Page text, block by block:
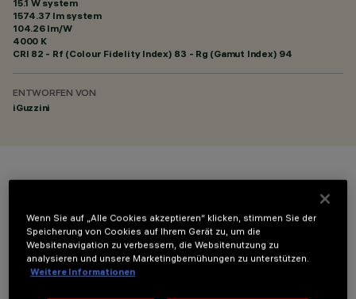
15.1 W system
1574.37 lm system
104.26 lm/W
4000 K
CRI 82 - Rf (Colour Fidelity Index) 83 - Rg (Gamut Index) 94
ENTWORFEN VON
iGuzzini
FARBE
Wenn Sie auf „Alle Cookies akzeptieren“ klicken, stimmen Sie der
Speicherung von Cookies auf Ihrem Gerät zu, um die
Websitenavigation zu verbessern, die Websitenutzung zu
analysieren und unsere Marketingbemühungen zu unterstützen.
Weitere Informationen